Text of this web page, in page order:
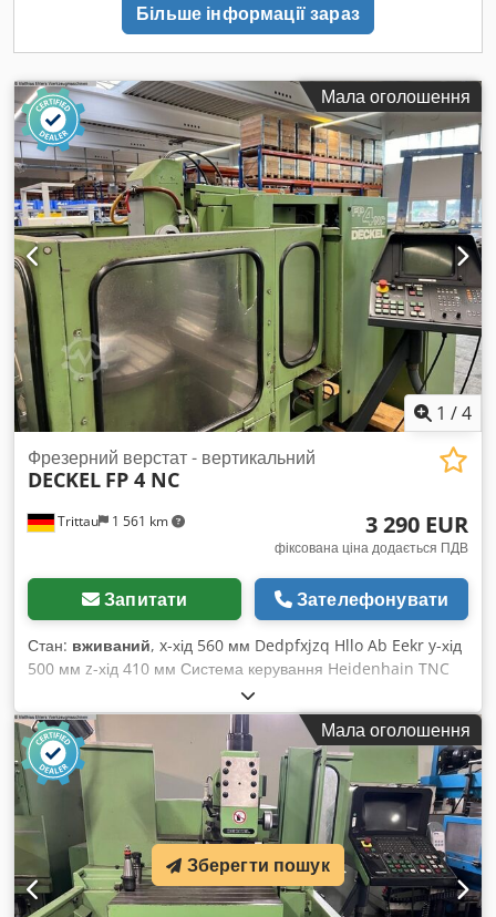
Більше інформації зараз
Мала оголошення
1 /4
Trittau 1 561 km
Фрезерний верстат - вертикальний
DECKEL FP 4 NC
3 290 EUR
фіксована ціна додається ПДВ
Запитати Зателефонувати
Стан: вживаний, x-хід 560 мм Dedpfxjzq Hllo Ab Eekr y-хід
500 мм z-хід 410 мм Система керування Heidenhain TNC
355 На нашу думку, стан даного верстата — добра вживана
техніка. Машину можна оглянути під напругою за
попередньою домовленістю. Аксесуари, зображений
інструмент і затискні елементи входять у комплект поставки
лише у випадку, якщо це зазначено в додатковій
інформації. Зміни та помилки у технічних даних та
характеристиках, а також попередній продаж можливі!
Мала оголошення
Зберегти пошук